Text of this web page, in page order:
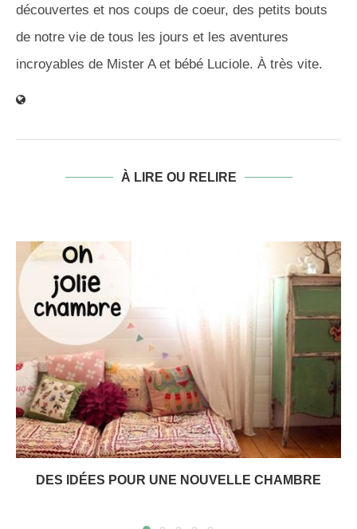
découvertes et nos coups de coeur, des petits bouts
de notre vie de tous les jours et les aventures
incroyables de Mister A et bébé Luciole. À très vite.
À LIRE OU RELIRE
DES IDÉES POUR UNE NOUVELLE CHAMBRE